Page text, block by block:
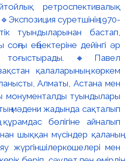
ретроспективалық
суретшінің 1970-
туындыларынан бастап,
еңбектеріне дейінгі әр
тоғыстырады. 🔸Павел
қалаларының көркем
Алматы, Астана мен
монументалды туындылары
мәдени жадында сақталып
бөлігіне айналып
шыққан мүсіндер қаланың
жүргіншілеркөшелері мен